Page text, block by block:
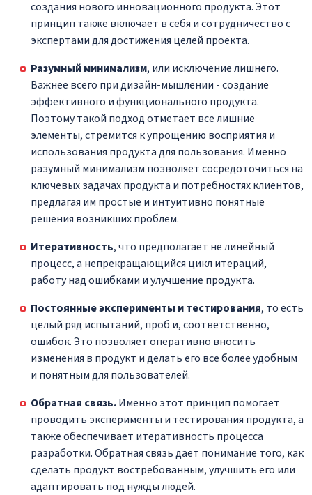
создания нового инновационного продукта. Этот
принцип также включает в себя и сотрудничество с
экспертами для достижения целей проекта.
Разумный минимализм, или исключение лишнего.
Важнее всего при дизайн-мышлении - создание
эффективного и функционального продукта.
Поэтому такой подход отметает все лишние
элементы, стремится к упрощению восприятия и
использования продукта для пользования. Именно
разумный минимализм позволяет сосредоточиться на
ключевых задачах продукта и потребностях клиентов,
предлагая им простые и интуитивно понятные
решения возникших проблем.
Итеративность, что предполагает не линейный
процесс, а непрекращающийся цикл итераций,
работу над ошибками и улучшение продукта.
Постоянные эксперименты и тестирования, то есть
целый ряд испытаний, проб и, соответственно,
ошибок. Это позволяет оперативно вносить
изменения в продукт и делать его все более удобным
и понятным для пользователей.
Обратная связь.Именно этот принцип помогает
проводить эксперименты и тестирования продукта, а
также обеспечивает итеративность процесса
разработки. Обратная связь дает понимание того, как
сделать продукт востребованным, улучшить его или
адаптировать под нужды людей.